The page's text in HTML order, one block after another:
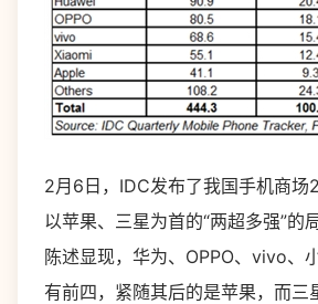
2月6日，IDC发布了我国手机商场
以苹果、三星为首的“两超多强”的
陈述显现，华为、OPPO、vivo、
有前四，紧随其后的是苹果，而三